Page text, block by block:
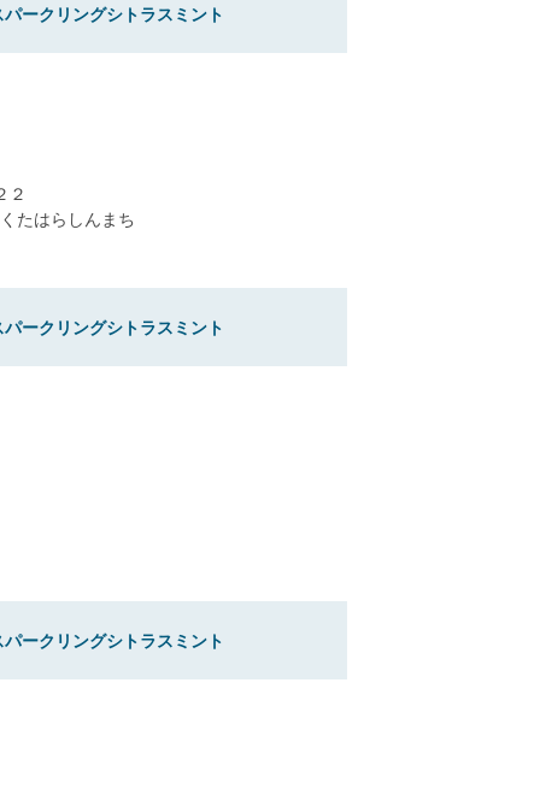
ークリングシトラスミント
２
たはらしんまち
ークリングシトラスミント
ークリングシトラスミント